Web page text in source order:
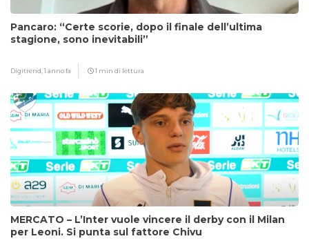
Pancaro: “Certe scorie, dopo il finale dell’ultima
stagione, sono inevitabili”
Digitrend,1 anno fa 1 min di lettura
MERCATO – L’Inter vuole vincere il derby con il Milan
per Leoni. Si punta sul fattore Chivu